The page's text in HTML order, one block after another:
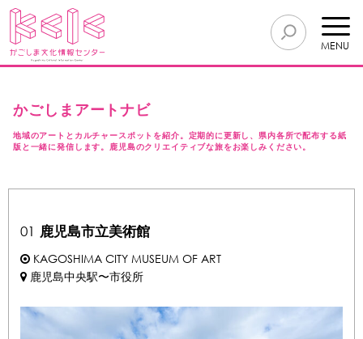
MENU
かごしまアートナビ
地域のアートとカルチャースポットを紹介。定期的に更新し、県内各所で配布する紙
版と一緒に発信します。鹿児島のクリエイティブな旅をお楽しみください。
01 鹿児島市立美術館
KAGOSHIMA CITY MUSEUM OF ART
鹿児島中央駅〜市役所